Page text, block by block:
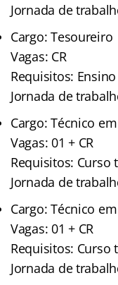
Jornada de
Cargo: Tesoureiro
Vagas: CR
Requisitos:
Jornada de
Cargo: Técnico
Vagas: 01 + CR
Requisitos: Curso
Jornada de
Cargo: Técnico
Vagas: 01 + CR
Requisitos:
Jornada de